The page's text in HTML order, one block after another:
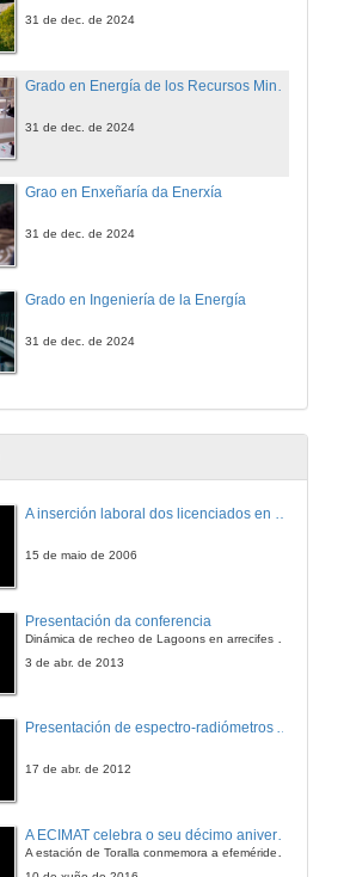
31 de dec. de 2024
31 de dec. de 2024
Grao en Enxeñaría da Enerxía
31 de dec. de 2024
Grado en Ingeniería de la Energía
31 de dec. de 2024
A inserción laboral dos licenciados en Ciencias do Mar: a carreira investigadora
15 de maio de 2006
Presentación da conferencia
Dinámica de recheo de Lagoons en arrecifes de coral
3 de abr. de 2013
Presentación de espectro-radiómetros ASD
17 de abr. de 2012
A estación de Toralla conmemora a efeméride asinando un convenio coa Universidad del País Vasco